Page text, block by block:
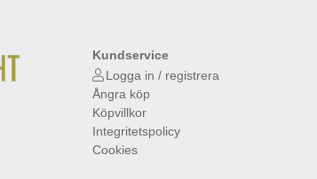
Kundservice
Logga in / registrera
Ångra köp
Köpvillkor
Integritetspolicy
Cookies